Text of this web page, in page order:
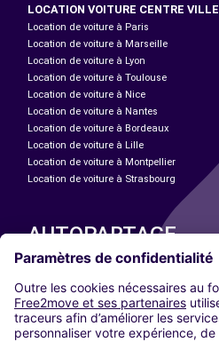
LOCATION VOITURE CENTRE VILLE
Location de voiture à Paris
Location de voiture à Marseille
Location de voiture à Lyon
Location de voiture à Toulouse
Location de voiture à Nice
Location de voiture à Nantes
Location de voiture à Bordeaux
Location de voiture à Lille
Location de voiture à Montpellier
Location de voiture à Strasbourg
AUTOPARTAGE
Paris
Madrid
Washington DC
Milan